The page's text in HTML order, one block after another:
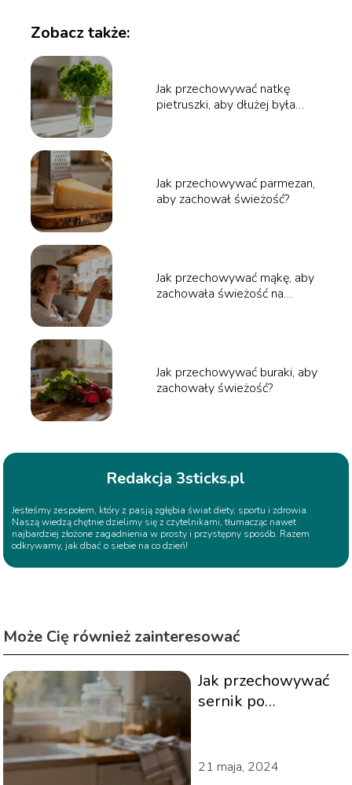
Zobacz także:
Jak przechowywać natkę
pietruszki, aby dłużej była
Jak przechowywać parmezan,
aby zachował świeżość?
Jak przechowywać mąkę, aby
zachowała świeżość na
Jak przechowywać buraki, aby
zachowały świeżość?
Redakcja 3sticks.pl
Jesteśmy zespołem, który z pasją zgłębia świat diety, sportu i zdrowia.
Naszą wiedzą chętnie dzielimy się z czytelnikami, tłumacząc nawet
najbardziej złożone zagadnienia w prosty i przystępny sposób. Razem
odkrywamy, jak dbać o siebie na co dzień!
Może Cię również zainteresować
Jak przechowywać
sernik po
21 maja, 2024